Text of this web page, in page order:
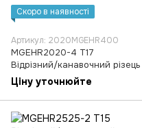
Скоро в наявності
Артикул: 2020MGEHR400
MGEHR2020-4 T17
Відрізний/канавочний різець
Ціну уточнюйте